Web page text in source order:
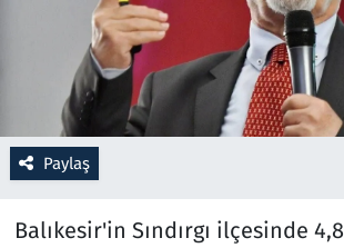
Paylaş
Balıkesir'in Sındırgı ilçesinde 4,8
Sağlık
Savunma Sanayi
Seçim 2023